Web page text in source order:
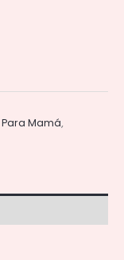
Para Mamá,